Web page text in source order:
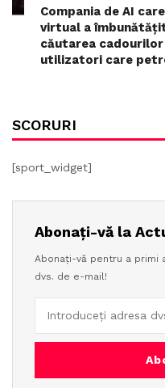
Compania de AI
virtual a
căutarea
utilizatori care
SCORURI
[sport_widget]
Abonați-vă la
Abonați-vă pentru a primi
dvs. de e-mail!